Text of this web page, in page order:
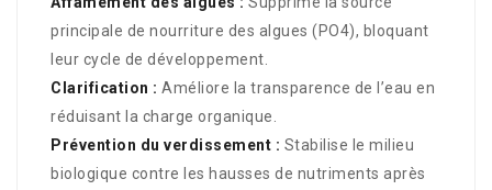
principale de nourriture des algues (PO4), bloquant
leur cycle de développement.
Clarification : Améliore la transparence de l’eau en
réduisant la charge organique.
Prévention du verdissement : Stabilise le milieu
biologique contre les hausses de nutriments après